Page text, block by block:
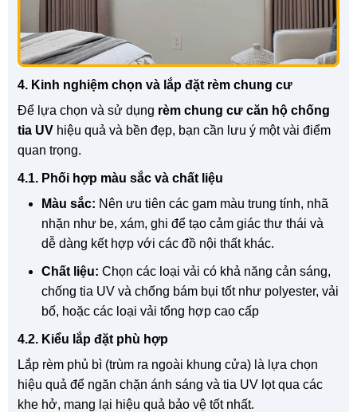
4. Kinh nghiệm chọn và lắp đặt rèm chung cư
Để lựa chọn và sử dụng rèm chung cư căn hộ chống
tia UV hiệu quả và bền đẹp, bạn cần lưu ý một vài điểm
quan trọng.
4.1. Phối hợp màu sắc và chất liệu
Màu sắc: Nên ưu tiên các gam màu trung tính, nhã
nhặn như be, xám, ghi để tạo cảm giác thư thái và
dễ dàng kết hợp với các đồ nội thất khác.
Chất liệu: Chọn các loại vải có khả năng cản sáng,
chống tia UV và chống bám bụi tốt như polyester, vải
bố, hoặc các loại vải tổng hợp cao cấp
4.2. Kiểu lắp đặt phù hợp
Lắp rèm phủ bì (trùm ra ngoài khung cửa) là lựa chọn
hiệu quả để ngăn chặn ánh sáng và tia UV lọt qua các
khe hở, mang lại hiệu quả bảo vệ tốt nhất.